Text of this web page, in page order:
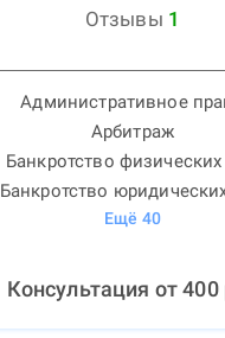
Отзывы 1
Административное
Арбитраж
Банкротство
Банкротство
Ещё 40
Консультация от400